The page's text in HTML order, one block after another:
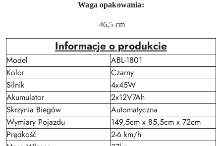
Waga opakowania:
46,5 cm
Informacje o produkcie
Model
ABL-1801
Kolor
Czarny
Silnik
4x45W
Akumulator
2x12V7Ah
Skrzynia Biegów
Automatyczna
Wymiary Pojazdu
149,5cm x 85,5cm x 72cm
Prędkość
2-6 km/h